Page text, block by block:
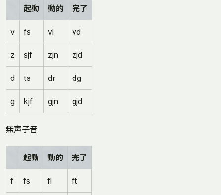
起動 動的 完了
v fs vl vd
z sjf zjn zjd
d ts dr dg
g kjf gjn gjd
無声子音
起動 動的 完了
f fs fl ft